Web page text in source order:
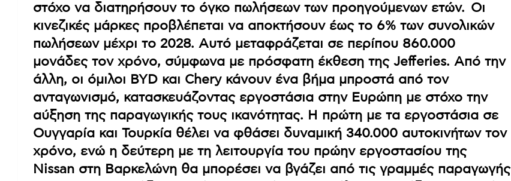
στόχο να διατηρήσουν το όγκο πωλήσεων των προηγούμενων ετών. Οι
κινεζικές μάρκες προβλέπεται να αποκτήσουν έως το 6% των συνολικών
πωλήσεων μέχρι το 2028. Αυτό μεταφράζεται σε περίπου 860.000
μονάδες τον χρόνο, σύμφωνα με πρόσφατη έκθεση της Jefferies. Από την
άλλη, οι όμιλοι BYD και Chery κάνουν ένα βήμα μπροστά από τον
ανταγωνισμό, κατασκευάζοντας εργοστάσια στην Ευρώπη με στόχο την
αύξηση της παραγωγικής τους ικανότητας. Η πρώτη με τα εργοστάσια σε
Ουγγαρία και Τουρκία θέλει να φθάσει δυναμική 340.000 αυτοκινήτων τον
χρόνο, ενώ η δεύτερη με τη λειτουργία του πρώην εργοστασίου της
Nissan στη Βαρκελώνη θα μπορέσει να βγάζει από τις γραμμές παραγωγής